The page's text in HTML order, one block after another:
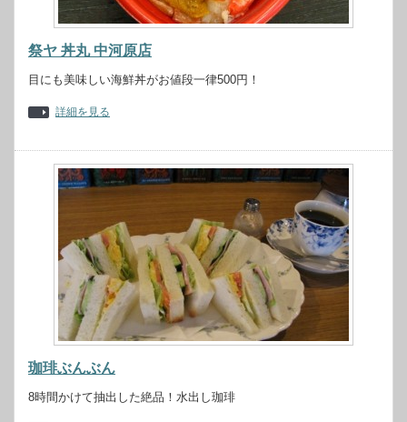
祭ヤ 丼丸 中河原店
目にも美味しい海鮮丼がお値段一律500円！
詳細を見る
珈琲ぶんぶん
8時間かけて抽出した絶品！水出し珈琲